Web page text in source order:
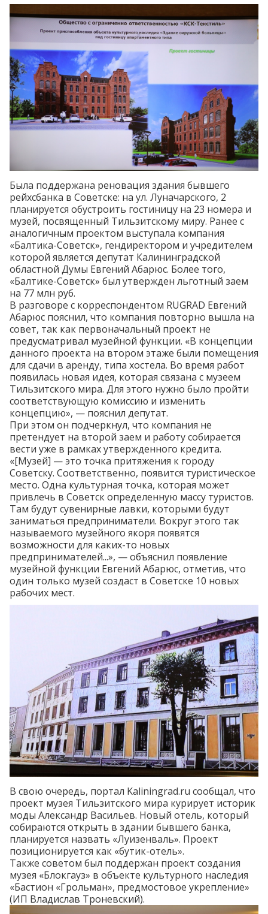
Была поддержана реновация здания бывшего
рейхсбанка в Советске: на ул. Луначарского, 2
планируется обустроить гостиницу на 23 номера и
музей, посвященный Тильзитскому миру. Ранее с
аналогичным проектом выступала компания
«Балтика-Советск», гендиректором и учредителем
которой является депутат Калининградской
областной Думы Евгений Абарюс. Более того,
«Балтике-Советск» был утвержден льготный заем
на 77 млн руб.
В разговоре с корреспондентом RUGRAD Евгений
Абарюс пояснил, что компания повторно вышла на
совет, так как первоначальный проект не
предусматривал музейной функции. «В концепции
данного проекта на втором этаже были помещения
для сдачи в аренду, типа хостела. Во время работ
появилась новая идея, которая связана с музеем
Тильзитского мира. Для этого нужно было пройти
соответствующую комиссию и изменить
концепцию», — пояснил депутат.
При этом он подчеркнул, что компания не
претендует на второй заем и работу собирается
вести уже в рамках утвержденного кредита.
«[Музей] — это точка притяжения к городу
Советску. Соответственно, появится туристическое
место. Одна культурная точка, которая может
привлечь в Советск определенную массу туристов.
Там будут сувенирные лавки, которыми будут
заниматься предприниматели. Вокруг этого так
называемого музейного якоря появятся
возможности для каких-то новых
предпринимателей...», — объяснил появление
музейной функции Евгений Абарюс, отметив, что
один только музей создаст в Советске 10 новых
рабочих мест.
В свою очередь, портал Kaliningrad.ru сообщал, что
проект музея Тильзитского мира курирует историк
моды Александр Васильев. Новый отель, который
собираются открыть в здании бывшего банка,
планируется назвать «Луизенваль». Проект
позиционируется как «бутик-отель».
Также советом был поддержан проект создания
музея «Блокгауз» в объекте культурного наследия
«Бастион «Грольман», предмостовое укрепление»
(ИП Владислав Троневский).